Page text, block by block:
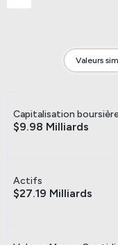
Valeurs
Capitalisation
$9.98 Milliards
Actifs
$27.19 Milliards